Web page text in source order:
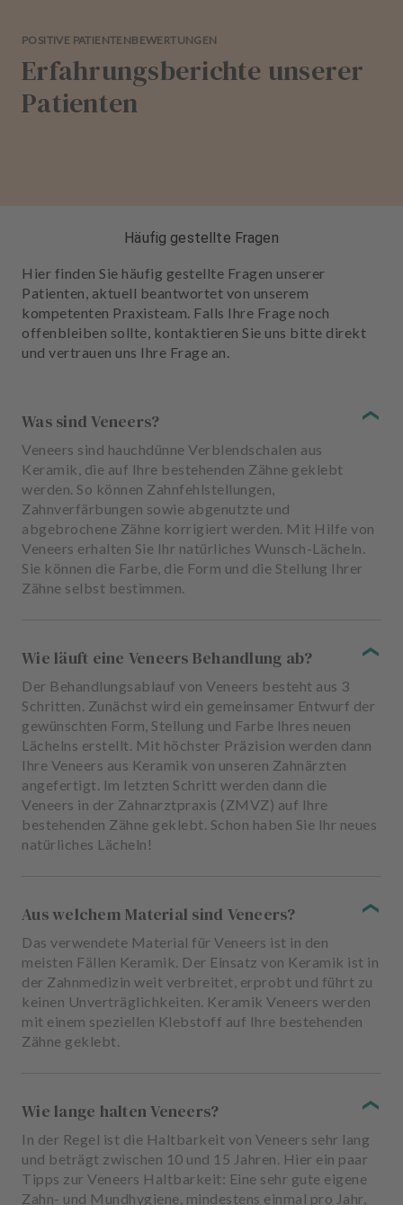
POSITIVE PATIENTENBEWERTUNGEN
Erfahrungsberichte unserer
Patienten
Häufig gestellte Fragen
Hier finden Sie häufig gestellte Fragen unserer
Patienten, aktuell beantwortet von unserem
kompetenten Praxisteam. Falls Ihre Frage noch
offenbleiben sollte, kontaktieren Sie uns bitte direkt
und vertrauen uns Ihre Frage an.
Was sind Veneers?
Veneers sind hauchdünne Verblendschalen aus
Keramik, die auf Ihre bestehenden Zähne geklebt
werden. So können Zahnfehlstellungen,
Zahnverfärbungen sowie abgenutzte und
abgebrochene Zähne korrigiert werden. Mit Hilfe von
Veneers erhalten Sie Ihr natürliches Wunsch-Lächeln.
Sie können die Farbe, die Form und die Stellung Ihrer
Zähne selbst bestimmen.
Wie läuft eine Veneers Behandlung ab?
Der Behandlungsablauf von Veneers besteht aus 3
Schritten. Zunächst wird ein gemeinsamer Entwurf der
gewünschten Form, Stellung und Farbe Ihres neuen
Lächelns erstellt. Mit höchster Präzision werden dann
Ihre Veneers aus Keramik von unseren Zahnärzten
angefertigt. Im letzten Schritt werden dann die
Veneers in der Zahnarztpraxis (ZMVZ) auf Ihre
bestehenden Zähne geklebt. Schon haben Sie Ihr neues
natürliches Lächeln!
Aus welchem Material sind Veneers?
Das verwendete Material für Veneers ist in den
meisten Fällen Keramik. Der Einsatz von Keramik ist in
der Zahnmedizin weit verbreitet, erprobt und führt zu
keinen Unverträglichkeiten. Keramik Veneers werden
mit einem speziellen Klebstoff auf Ihre bestehenden
Zähne geklebt.
Wie lange halten Veneers?
In der Regel ist die Haltbarkeit von Veneers sehr lang
und beträgt zwischen 10 und 15 Jahren. Hier ein paar
Tipps zur Veneers Haltbarkeit: Eine sehr gute eigene
Zahn- und Mundhygiene, mindestens einmal pro Jahr,